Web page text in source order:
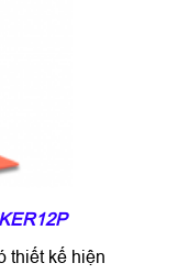
thiết kế hiện